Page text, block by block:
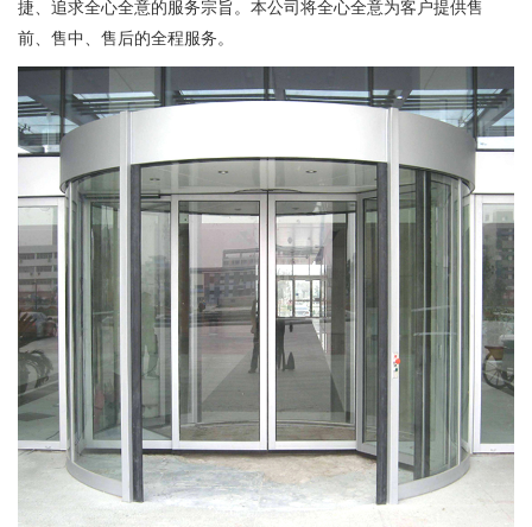
捷、追求全心全意的服务宗旨。本公司将全心全意为客户提供售
前、售中、售后的全程服务。